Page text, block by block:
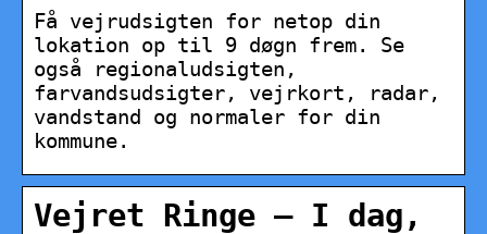
Få vejrudsigten for netop din
lokation op til 9 døgn frem. Se
også regionaludsigten,
farvandsudsigter, vejrkort, radar,
vandstand og normaler for din
kommune.
Vejret Ringe – I dag,